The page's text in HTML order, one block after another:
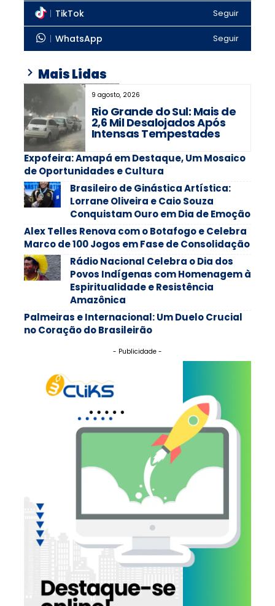
TikTok Seguir
WhatsApp Seguir
Mais Lidas
9 agosto, 2026
Rio Grande do Sul: Mais de
2,6 Mil Desalojados Após
Intensas Tempestades
Expofeira: Amapá em Destaque, Um Mosaico
de Oportunidades e Cultura
Brasileiro de Ginástica Artística:
Lorrane Oliveira e Caio Souza
Conquistam Ouro em Dia de Emoção
Alex Telles Renova com o Botafogo e Celebra
Marco de 100 Jogos em Fase de Consolidação
Rádio Nacional Celebra o Dia dos
Povos Indígenas com Homenagem à
Espiritualidade e Resistência
Amazônica
Palmeiras e Internacional: Um Duelo Crucial
no Coração do Brasileirão
- Publicidade -